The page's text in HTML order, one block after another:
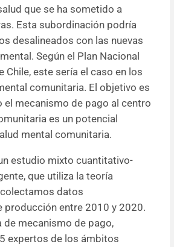
que se ha sometido a
Esta subordinación podría
desalineados con las nuevas
Según el Plan Nacional
Chile, este sería el caso en los
comunitaria. El objetivo es
mecanismo de pago al centro
es un potencial
mental comunitaria.
estudio mixto cuantitativo-
que utiliza la teoría
datos
producción entre 2010 y 2020.
de mecanismo de pago,
expertos de los ámbitos